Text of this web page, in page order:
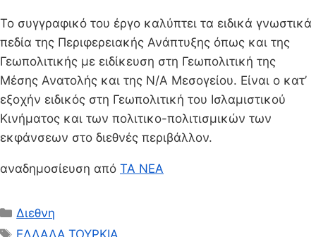
Το συγγραφικό του έργο καλύπτει τα ειδικά γνωστικά
πεδία της Περιφερειακής Ανάπτυξης όπως και της
Γεωπολιτικής με ειδίκευση στη Γεωπολιτική της
Μέσης Ανατολής και της Ν/Α Μεσογείου. Είναι ο κατ’
εξοχήν ειδικός στη Γεωπολιτική του Ισλαμιστικού
Κινήματος και των πολιτικο-πολιτισμικών των
εκφάνσεων στο διεθνές περιβάλλον.
αναδημοσίευση από ΤΑ ΝΕΑ
Κατηγορίες
Διεθνη
Ετικέτες
ΕΛΛΑΔΑ ,ΤΟΥΡΚΙΑ